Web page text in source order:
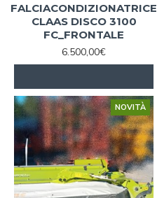
FALCIACONDIZIONATRICE
CLAAS DISCO 3100
FC_FRONTALE
6.500,00€
NOVITÀ